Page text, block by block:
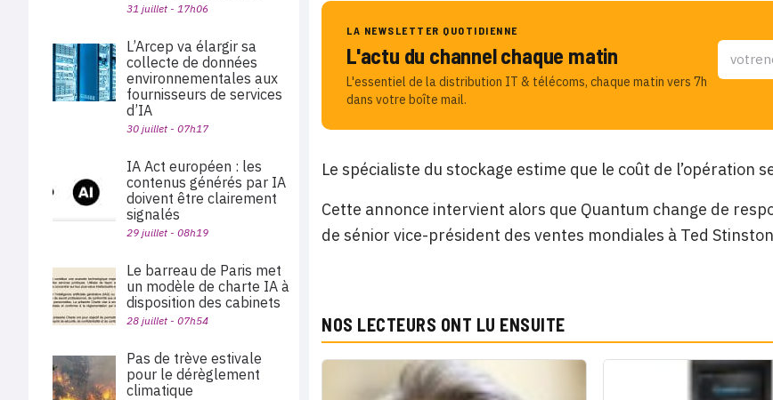
LA NEWSLETTER QUOTIDIENNE
L'actu du channel chaque matin
L'essentiel de la distribution IT & télécoms, chaque matin vers 7h
dans votre boîte mail.
Le spécialiste du stockage estime que le coût de l’opération
Cette annonce intervient alors que Quantum change de
de sénior vice-président des ventes mondiales à Ted
NOS LECTEURS ONT LU ENSUITE
31 juillet - 17h06
L’Arcep va élargir sa
collecte de données
environnementales aux
fournisseurs de services
d’IA
30 juillet - 07h17
IA Act européen : les
contenus générés par IA
doivent être clairement
signalés
29 juillet - 08h19
Le barreau de Paris met
un modèle de charte IA à
disposition des cabinets
28 juillet - 07h54
Pas de trève estivale
pour le dérèglement
climatique